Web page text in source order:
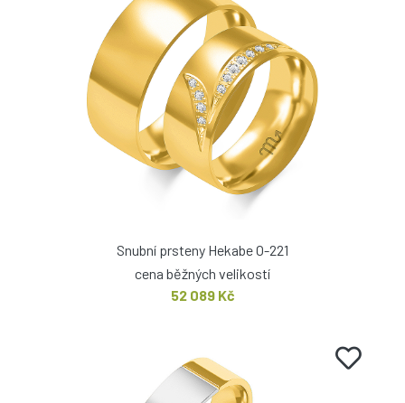
Snubní prsteny Hekabe O-221
cena běžných velikostí
52 089 Kč